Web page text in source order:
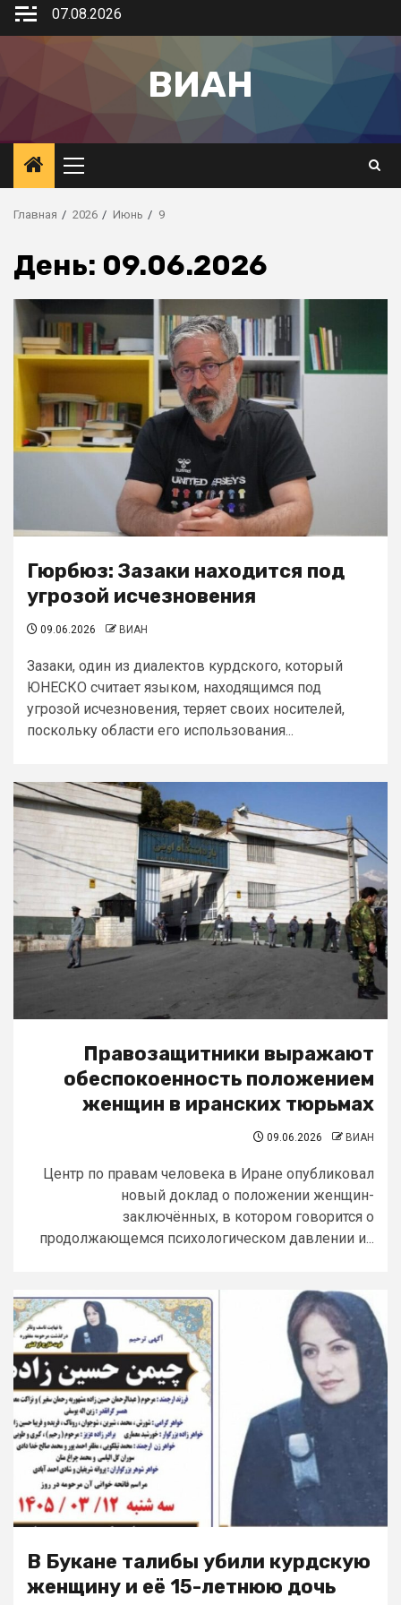
07.08.2026
ВИАН
Главная 2026 Июнь 9
День: 09.06.2026
Гюрбюз: Зазаки находится под
угрозой исчезновения
09.06.2026 ВИАН
Зазаки, один из диалектов курдского, который
ЮНЕСКО считает языком, находящимся под
угрозой исчезновения, теряет своих носителей,
поскольку области его использования...
Правозащитники выражают
обеспокоенность положением
женщин в иранских тюрьмах
09.06.2026 ВИАН
Центр по правам человека в Иране опубликовал
новый доклад о положении женщин-
заключённых, в котором говорится о
продолжающемся психологическом давлении и...
В Букане талибы убили курдскую
женщину и её 15-летнюю дочь